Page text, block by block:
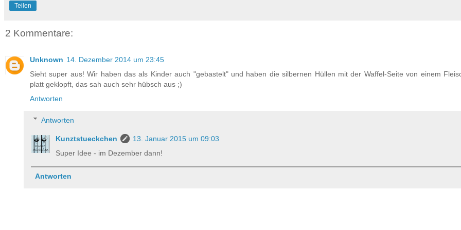
Teilen
2 Kommentare:
Unknown 14. Dezember 2014 um 23:45
Sieht super aus! Wir haben das als Kinder auch "gebastelt" und haben die silbernen Hüllen mit der Waffel-Seite von einem
platt geklopft, das sah auch sehr hübsch aus ;)
Antworten
Antworten
Kunztstueckchen
13. Januar 2015 um 09:03
Super Idee - im Dezember dann!
Antworten